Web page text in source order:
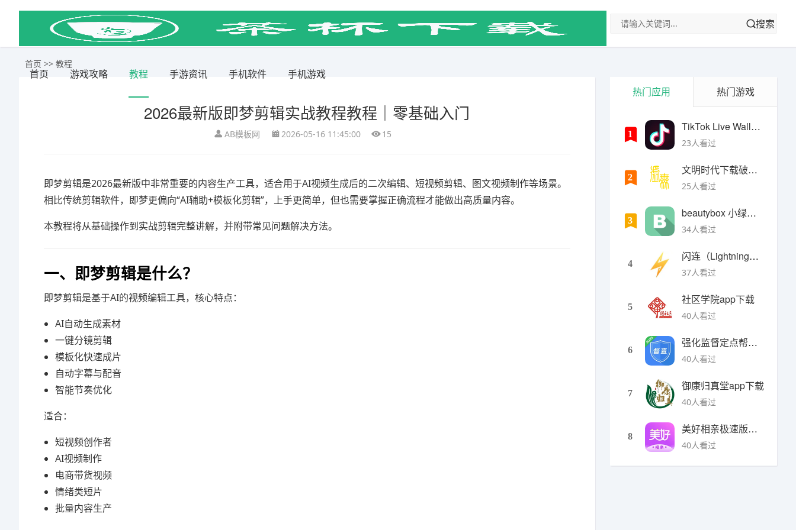
首页 游戏攻略 教程 手游资讯 手机软件 手机游戏
搜索
首页 >> 教程
2026最新版即梦剪辑实战教程教程｜零基础入门
AB模板网 2026-05-16 11:45:00 15
即梦剪辑是2026最新版中非常重要的内容生产工具，适合用于AI视频生成后的二次编辑、短视频剪辑、图文视频制作等场景。
相比传统剪辑软件，即梦更偏向“AI辅助+模板化剪辑”，上手更简单，但也需要掌握正确流程才能做出高质量内容。
本教程将从基础操作到实战剪辑完整讲解，并附带常见问题解决方法。
一、即梦剪辑是什么？
即梦剪辑是基于AI的视频编辑工具，核心特点：
AI自动生成素材
一键分镜剪辑
模板化快速成片
自动字幕与配音
智能节奏优化
适合：
短视频创作者
AI视频制作
电商带货视频
情绪类短片
批量内容生产
热门应用 热门游戏
1
TikTok Live Wallpaper
23人看过
2
文明时代下载破解版无限金币最新版
25人看过
3
beautybox 小绿盒正版最新免费下载
34人看过
4
闪连（LightningX）加速器app
37人看过
5
社区学院app下载
40人看过
6
强化监督定点帮扶下载
40人看过
7
御康归真堂app下载
40人看过
8
美好相亲极速版下载
40人看过